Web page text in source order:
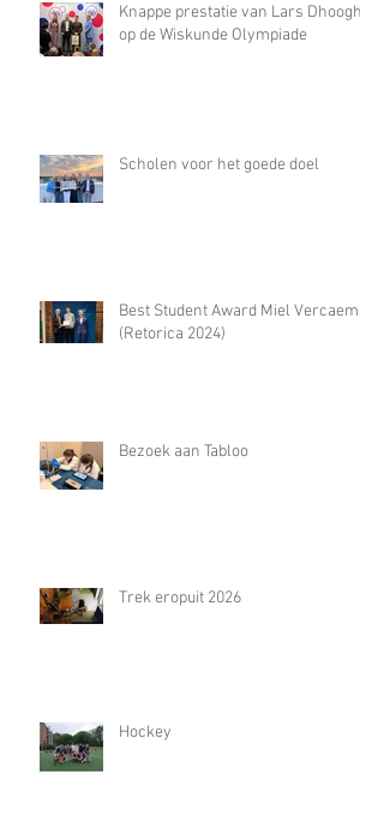
Knappe prestatie van Lars Dhooghe
op de Wiskunde Olympiade
Scholen voor het goede doel
Best Student Award Miel Vercaemst
(Retorica 2024)
Bezoek aan Tabloo
Trek eropuit 2026
Hockey